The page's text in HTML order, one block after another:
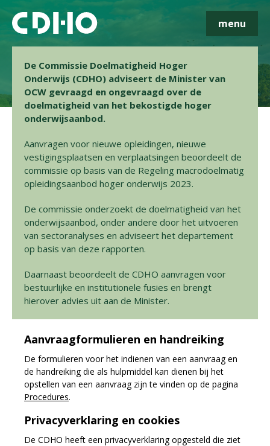
Skip navigatie
menu
De Commissie Doelmatigheid Hoger
Onderwijs (CDHO) adviseert de Minister van
OCW gevraagd en ongevraagd over de
doelmatigheid van het bekostigde hoger
onderwijsaanbod.
Aanvragen voor nieuwe opleidingen, nieuwe
vestigingsplaatsen en verplaatsingen beoordeelt de
commissie op basis van de Regeling macrodoelmatig
opleidingsaanbod hoger onderwijs 2023.
De commissie onderzoekt de doelmatigheid van het
onderwijsaanbod, onder andere door het uitvoeren
van sectoranalyses en adviseert het departement
op basis van deze rapporten.
Daarnaast beoordeelt de CDHO aanvragen voor
bestuurlijke en institutionele fusies en brengt
hierover advies uit aan de Minister.
Aanvraagformulieren en handreiking
De formulieren voor het indienen van een aanvraag en
de handreiking die als hulpmiddel kan dienen bij het
opstellen van een aanvraag zijn te vinden op de pagina
Procedures.
Privacyverklaring en cookies
De CDHO heeft een privacyverklaring opgesteld die ziet